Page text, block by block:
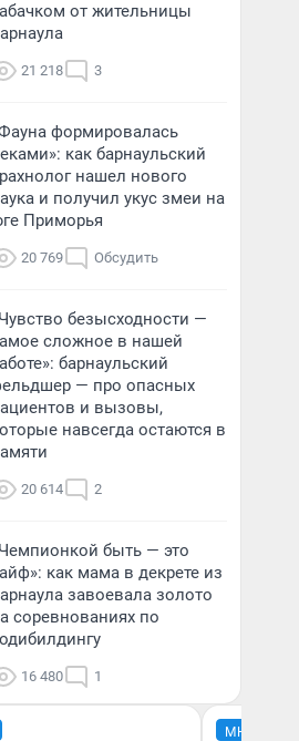
от жительницы
21 218 3
формировалась
как барнаульский
нашел нового
и получил укус змеи на
Приморья
20 769 Обсудить
безысходности —
сложное в нашей
барнаульский
— про опасных
и вызовы,
навсегда остаются в
20 614 2
быть — это
как мама в декрете из
завоевала золото
соревнованиях по
16 480 1
МНЕНИЕ